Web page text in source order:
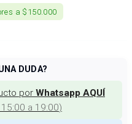
a $150.000
DUDA?
por Whatsapp AQUÍ
a 19:00)